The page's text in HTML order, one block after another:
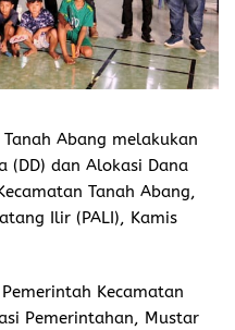
Abang melakukan
(DD) dan Alokasi Dana
Tanah Abang,
Ilir (PALI), Kamis
Kecamatan
Pemerintahan, Mustar